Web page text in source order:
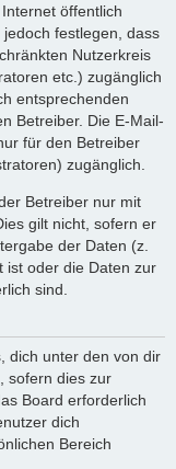
öffentlich
festlegen, dass
Nutzerkreis
etc.) zugänglich
entsprechenden
Betreiber. Die E-Mail-
für den Betreiber
zugänglich.
Betreiber nur mit
gilt nicht, sofern er
der Daten (z.
ist oder die Daten zur
sind.
dich unter den von dir
sofern dies zur
Board erforderlich
dich
Bereich